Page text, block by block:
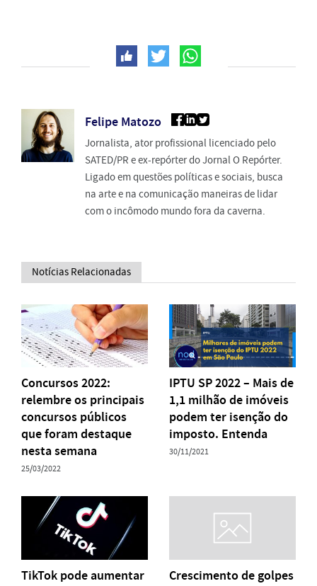
Felipe Matozo
Jornalista, ator profissional licenciado pelo
SATED/PR e ex-repórter do Jornal O Repórter.
Ligado em questões políticas e sociais, busca
na arte e na comunicação maneiras de lidar
com o incômodo mundo fora da caverna.
Notícias Relacionadas
Concursos 2022:
relembre os principais
concursos públicos
que foram destaque
nesta semana
25/03/2022
IPTU SP 2022 – Mais de
1,1 milhão de imóveis
podem ter isenção do
imposto. Entenda
30/11/2021
TikTok pode aumentar
Crescimento de golpes